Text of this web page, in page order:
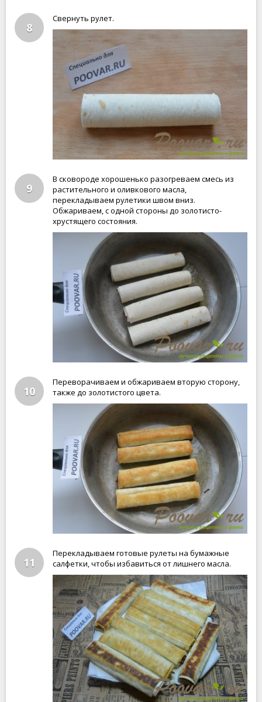
8
Свернуть рулет.
9
В сковороде хорошенько разогреваем смесь из
растительного и оливкового масла,
перекладываем рулетики швом вниз.
Обжариваем, с одной стороны до золотисто-
хрустящего состояния.
10
Переворачиваем и обжариваем вторую сторону,
также до золотистого цвета.
11
Перекладываем готовые рулеты на бумажные
салфетки, чтобы избавиться от лишнего масла.